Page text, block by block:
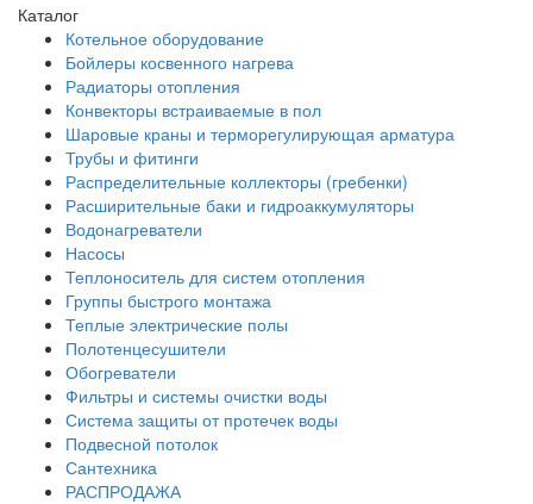
Каталог
Котельное оборудование
Бойлеры косвенного нагрева
Радиаторы отопления
Конвекторы встраиваемые в пол
Шаровые краны и терморегулирующая арматура
Трубы и фитинги
Распределительные коллекторы (гребенки)
Расширительные баки и гидроаккумуляторы
Водонагреватели
Насосы
Теплоноситель для систем отопления
Группы быстрого монтажа
Теплые электрические полы
Полотенцесушители
Обогреватели
Фильтры и системы очистки воды
Система защиты от протечек воды
Подвесной потолок
Сантехника
РАСПРОДАЖА